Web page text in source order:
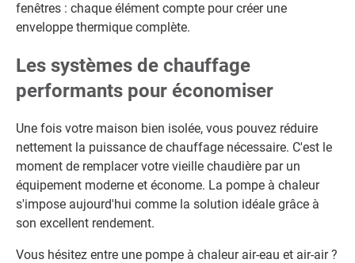
fenêtres : chaque élément compte pour créer une
enveloppe thermique complète.
Les systèmes de chauffage
performants pour économiser
Une fois votre maison bien isolée, vous pouvez réduire
nettement la puissance de chauffage nécessaire. C'est le
moment de remplacer votre vieille chaudière par un
équipement moderne et économe. La pompe à chaleur
s'impose aujourd'hui comme la solution idéale grâce à
son excellent rendement.
Vous hésitez entre une pompe à chaleur air-eau et air-air ?